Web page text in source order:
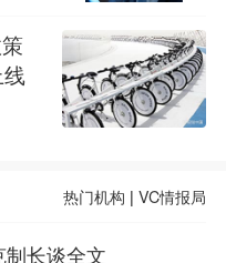
热门机构 |VC情报局
长谈全文